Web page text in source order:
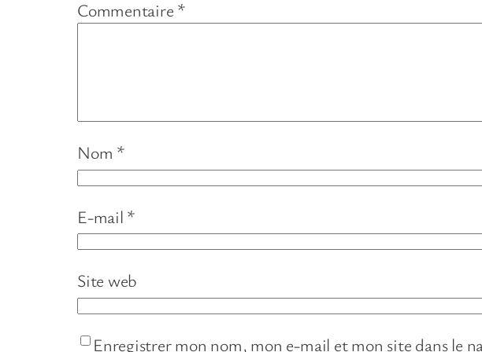
Commentaire *
Nom *
E-mail *
Site web
Enregistrer mon nom, mon e-mail et mon site dans le